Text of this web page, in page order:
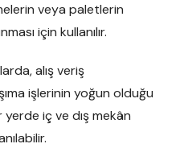
veya paletlerin
için kullanılır.
alış veriş
işlerinin yoğun olduğu
iç ve dış mekân